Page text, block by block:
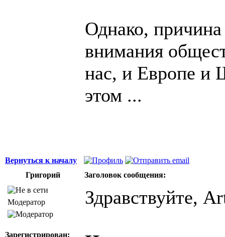
Однако, причина
внимания
нас, и Европе и
этом ...
Вернуться к началу
Григорий
Заголовок сообщения:
Модератор
Зарегистрирован:
Здравствуйте,